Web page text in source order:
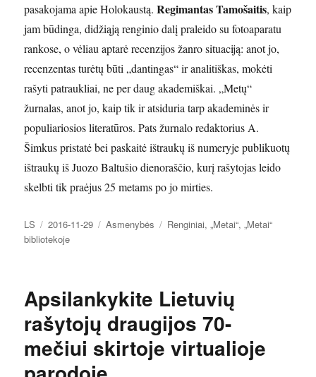
pasakojama apie Holokaustą.Regimantas Tamošaitis, kaip
jam būdinga, didžiąją renginio dalį praleido su fotoaparatu
rankose, o vėliau aptarė recenzijos žanro situaciją: anot jo,
recenzentas turėtų būti „dantingas“ ir analitiškas, mokėti
rašyti patraukliai, ne per daug akademiškai. „Metų“
žurnalas, anot jo, kaip tik ir atsiduria tarp akademinės ir
populiariosios literatūros. Pats žurnalo redaktorius A.
Šimkus pristatė bei paskaitė ištraukų iš numeryje publikuotų
ištraukų iš Juozo Baltušio dienoraščio, kurį rašytojas leido
skelbti tik praėjus 25 metams po jo mirties.
Autorius
LS Paskelbta
2016-11-29 Kategorijos
Asmenybės Žymos
Renginiai,„Metai“,„Metai“
bibliotekoje
Apsilankykite Lietuvių
rašytojų draugijos 70-
mečiui skirtoje virtualioje